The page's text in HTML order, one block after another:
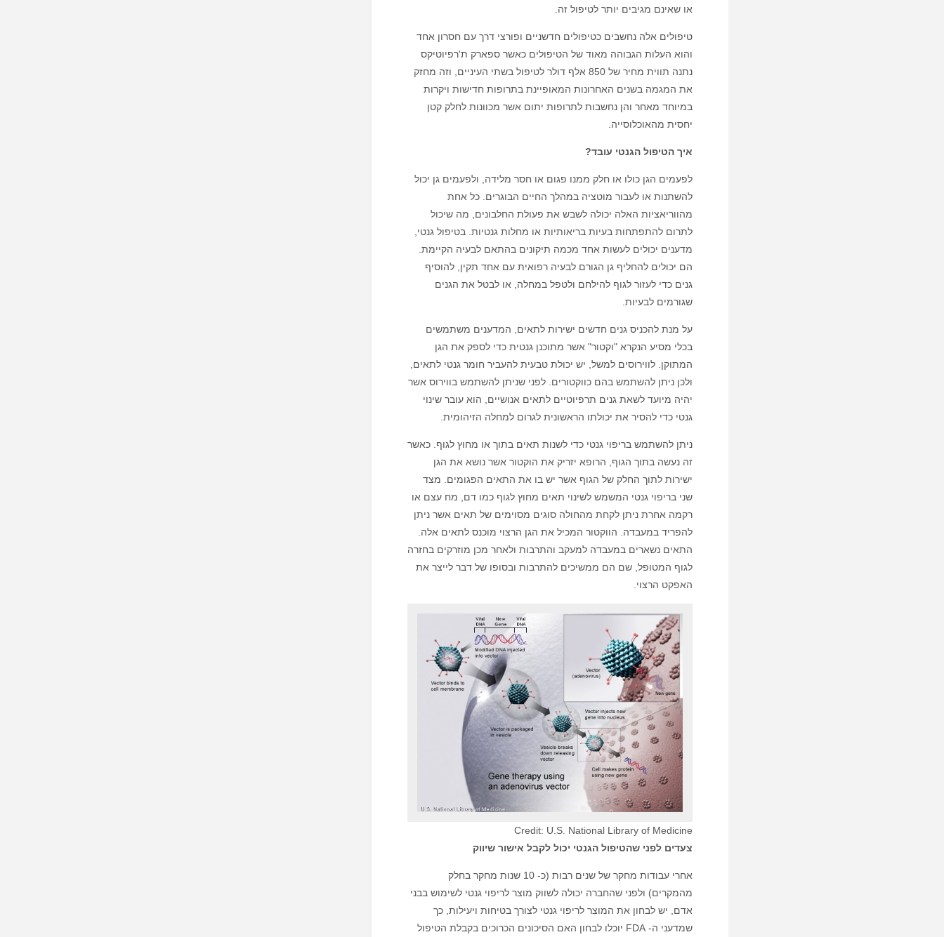
או שאינם מגיבים יותר לטיפול זה.
טיפולים אלה נחשבים כטיפולים חדשניים ופורצי דרך עם חסרון אחד
והוא העלות הגבוהה מאוד של הטיפולים כאשר ספארק ת'רפיוטיקס
נתנה תווית מחיר של 850 אלף דולר לטיפול בשתי העיניים, וזה מחזק
את המגמה בשנים האחרונות המאופיינת בתרופות חדישות ויקרות
במיוחד מאחר והן נחשבות לתרופות יתום אשר מכוונות לחלק קטן
יחסית מהאוכלוסייה.
איך הטיפול הגנטי עובד?
לפעמים הגן כולו או חלק ממנו פגום או חסר מלידה, ולפעמים גן יכול
להשתנות או לעבור מוטציה במהלך החיים הבוגרים. כל אחת
מהווריאציות האלה יכולה לשבש את פעולת החלבונים, מה שיכול
לתרום להתפתחות בעיות בריאותיות או מחלות גנטיות. בטיפול גנטי,
מדענים יכולים לעשות אחד מכמה תיקונים בהתאם לבעיה הקיימת.
הם יכולים להחליף גן הגורם לבעיה רפואית עם אחד תקין, להוסיף
גנים כדי לעזור לגוף להילחם ולטפל במחלה, או לבטל את הגנים
שגורמים לבעיות.
על מנת להכניס גנים חדשים ישירות לתאים, המדענים משתמשים
בכלי מסיע הנקרא "וקטור" אשר מתוכנן גנטית כדי לספק את הגן
המתוקן. לווירוסים למשל, יש יכולת טבעית להעביר חומר גנטי לתאים,
ולכן ניתן להשתמש בהם כווקטורים. לפני שניתן להשתמש בווירוס אשר
יהיה מיועד לשאת גנים תרפיוטיים לתאים אנושיים, הוא עובר שינוי
גנטי כדי להסיר את יכולתו הראשונית לגרום למחלה הזיהומית.
ניתן להשתמש בריפוי גנטי כדי לשנות תאים בתוך או מחוץ לגוף. כאשר
זה נעשה בתוך הגוף, הרופא יזריק את הוקטור אשר נושא את הגן
ישירות לתוך החלק של הגוף אשר יש בו את התאים הפגומים. מצד
שני בריפוי גנטי המשמש לשינוי תאים מחוץ לגוף כמו דם, מח עצם או
רקמה אחרת ניתן לקחת מהחולה סוגים מסוימים של תאים אשר ניתן
להפריד במעבדה. הווקטור המכיל את הגן הרצוי מוכנס לתאים אלה.
התאים נשארים במעבדה למעקב והתרבות ולאחר מכן מוזרקים בחזרה
לגוף המטופל, שם הם ממשיכים להתרבות ובסופו של דבר לייצר את
האפקט הרצוי.
Credit: U.S. National Library of Medicine
צעדים לפני שהטיפול הגנטי יכול לקבל אישור שיווק
אחרי עבודות מחקר של שנים רבות (כ- 10 שנות מחקר בחלק
מהמקרים) ולפני שהחברה יכולה לשווק מוצר לריפוי גנטי לשימוש בבני
אדם, יש לבחון את המוצר לריפוי גנטי לצורך בטיחות ויעילות, כך
שמדעני ה- FDA יוכלו לבחון האם הסיכונים הכרוכים בקבלת הטיפול